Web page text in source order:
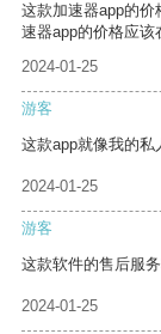
这款加速器app的
速器app的价格应该
2024-01-25
游客
这款app就像我的私
2024-01-25
游客
这款软件的售后服
2024-01-25